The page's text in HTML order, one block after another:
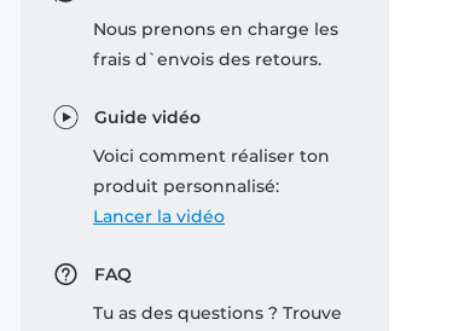
Nous prenons en charge les
frais d`envois des retours.
Guide vidéo
Voici comment réaliser ton
produit personnalisé:
Lancer la vidéo
FAQ
Tu as des questions ? Trouve